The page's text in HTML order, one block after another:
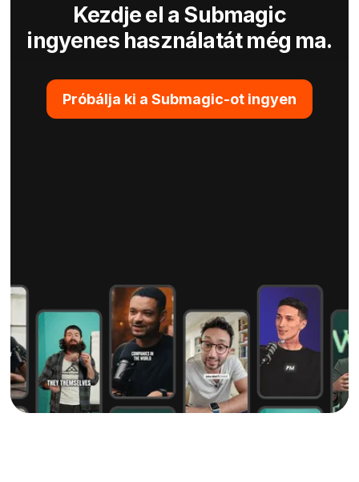
Kezdje el a Submagic
ingyenes használatát még ma.
Próbálja ki a Submagic-ot ingyen